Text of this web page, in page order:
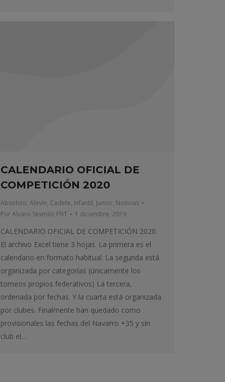
CALENDARIO OFICIAL DE
COMPETICIÓN 2020
Absoluto, Alevín, Cadete, Infantil, Junior, Noticias
PorAlvaro Sexmilo FNT 1 diciembre, 2019
CALENDARIO OFICIAL DE COMPETICIÓN 2020.
El archivo Excel tiene 3 hojas. La primera es el
calendario en formato habitual. La segunda está
organizada por categorías (únicamente los
torneos propios federativos) La tercera,
ordenada por fechas. Y la cuarta está organizada
por clubes. Finalmente han quedado como
provisionales las fechas del Navarro +35 y sin
club el…